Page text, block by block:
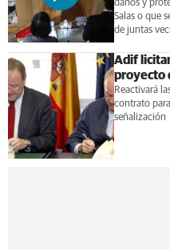
daños y
Salas o que
de juntas
Adif
proyecto
Reactivará
contrato
señalización